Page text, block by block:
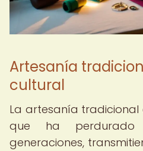
Artesanía
cultural
La artesanía
que ha
generaciones,